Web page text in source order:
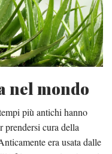
nel mondo
più antichi hanno
prendersi cura della
era usata dalle